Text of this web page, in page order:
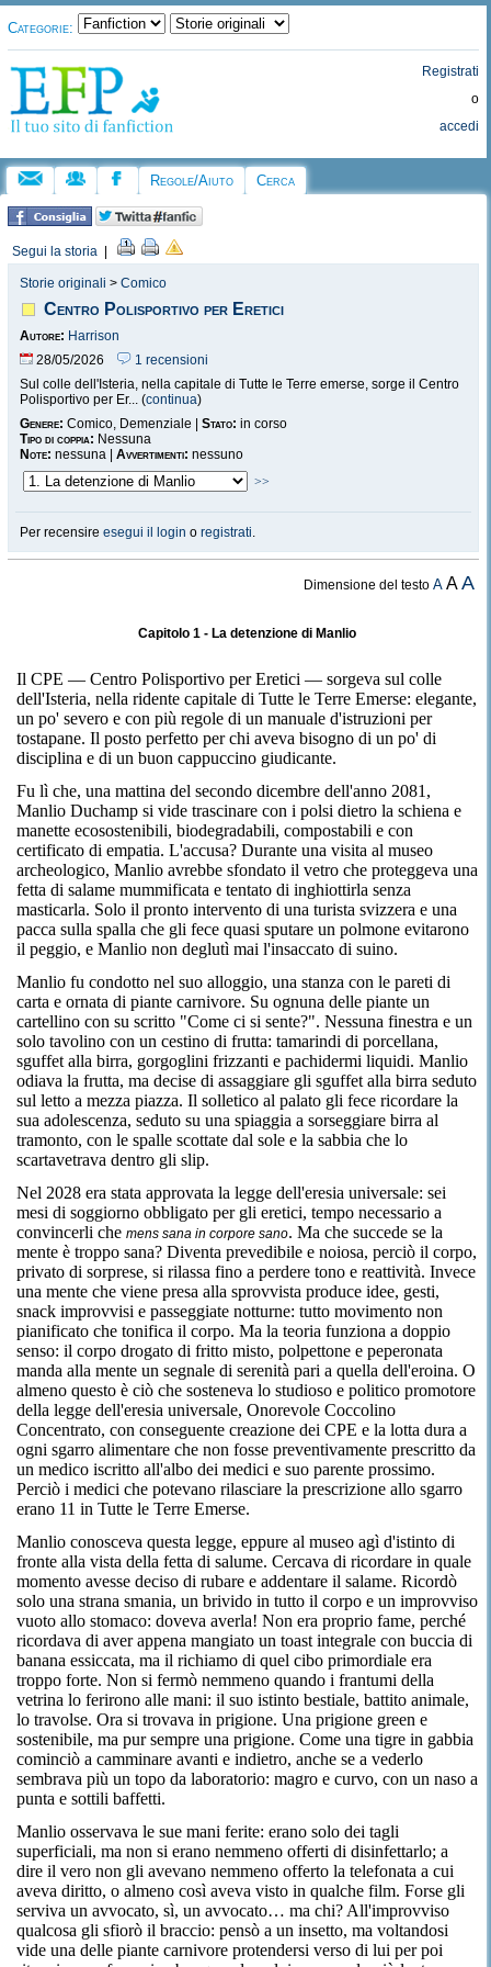
Categorie:
Registrati
o
accedi
Regole/Aiuto Cerca
Segui la storia
Storie originali > Comico
Centro Polisportivo per Eretici
Autore: Harrison
28/05/2026
1 recensioni
Sul colle dell'Isteria, nella capitale di Tutte le Terre emerse, sorge il Centro
Polisportivo per Er... (continua)
Genere: Comico, Demenziale | Stato: in corso
Tipo di coppia: Nessuna
Note: nessuna | Avvertimenti: nessuno
>>
Per recensire esegui il login o registrati.
Dimensione del testoA AA
Capitolo 1 - La detenzione di Manlio
Il CPE — Centro Polisportivo per Eretici — sorgeva sul colle
dell'Isteria, nella ridente capitale di Tutte le Terre Emerse: elegante,
un po' severo e con più regole di un manuale d'istruzioni per
tostapane. Il posto perfetto per chi aveva bisogno di un po' di
disciplina e di un buon cappuccino giudicante.
Fu lì che, una mattina del secondo dicembre dell'anno 2081,
Manlio Duchamp si vide trascinare con i polsi dietro la schiena e
manette ecosostenibili, biodegradabili, compostabili e con
certificato di empatia. L'accusa? Durante una visita al museo
archeologico, Manlio avrebbe sfondato il vetro che proteggeva una
fetta di salame mummificata e tentato di inghiottirla senza
masticarla. Solo il pronto intervento di una turista svizzera e una
pacca sulla spalla che gli fece quasi sputare un polmone evitarono
il peggio, e Manlio non deglutì mai l'insaccato di suino.
Manlio fu condotto nel suo alloggio, una stanza con le pareti di
carta e ornata di piante carnivore. Su ognuna delle piante un
cartellino con su scritto "Come ci si sente?". Nessuna finestra e un
solo tavolino con un cestino di frutta: tamarindi di porcellana,
sguffet alla birra, gorgoglini frizzanti e pachidermi liquidi. Manlio
odiava la frutta, ma decise di assaggiare gli sguffet alla birra seduto
sul letto a mezza piazza. Il solletico al palato gli fece ricordare la
sua adolescenza, seduto su una spiaggia a sorseggiare birra al
tramonto, con le spalle scottate dal sole e la sabbia che lo
scartavetrava dentro gli slip.
Nel 2028 era stata approvata la legge dell'eresia universale: sei
mesi di soggiorno obbligato per gli eretici, tempo necessario a
convincerli che mens sana in corpore sano. Ma che succede se la
mente è troppo sana? Diventa prevedibile e noiosa, perciò il corpo,
privato di sorprese, si rilassa fino a perdere tono e reattività. Invece
una mente che viene presa alla sprovvista produce idee, gesti,
snack improvvisi e passeggiate notturne: tutto movimento non
pianificato che tonifica il corpo. Ma la teoria funziona a doppio
senso: il corpo drogato di fritto misto, polpettone e peperonata
manda alla mente un segnale di serenità pari a quella dell'eroina. O
almeno questo è ciò che sosteneva lo studioso e politico promotore
della legge dell'eresia universale, Onorevole Coccolino
Concentrato, con conseguente creazione dei CPE e la lotta dura a
ogni sgarro alimentare che non fosse preventivamente prescritto da
un medico iscritto all'albo dei medici e suo parente prossimo.
Perciò i medici che potevano rilasciare la prescrizione allo sgarro
erano 11 in Tutte le Terre Emerse.
Manlio conosceva questa legge, eppure al museo agì d'istinto di
fronte alla vista della fetta di salume. Cercava di ricordare in quale
momento avesse deciso di rubare e addentare il salame. Ricordò
solo una strana smania, un brivido in tutto il corpo e un improvviso
vuoto allo stomaco: doveva averla! Non era proprio fame, perché
ricordava di aver appena mangiato un toast integrale con buccia di
banana essiccata, ma il richiamo di quel cibo primordiale era
troppo forte. Non si fermò nemmeno quando i frantumi della
vetrina lo ferirono alle mani: il suo istinto bestiale, battito animale,
lo travolse. Ora si trovava in prigione. Una prigione green e
sostenibile, ma pur sempre una prigione. Come una tigre in gabbia
cominciò a camminare avanti e indietro, anche se a vederlo
sembrava più un topo da laboratorio: magro e curvo, con un naso a
punta e sottili baffetti.
Manlio osservava le sue mani ferite: erano solo dei tagli
superficiali, ma non si erano nemmeno offerti di disinfettarlo; a
dire il vero non gli avevano nemmeno offerto la telefonata a cui
aveva diritto, o almeno così aveva visto in qualche film. Forse gli
serviva un avvocato, sì, un avvocato… ma chi? All'improvviso
qualcosa gli sfiorò il braccio: pensò a un insetto, ma voltandosi
vide una delle piante carnivore protendersi verso di lui per poi